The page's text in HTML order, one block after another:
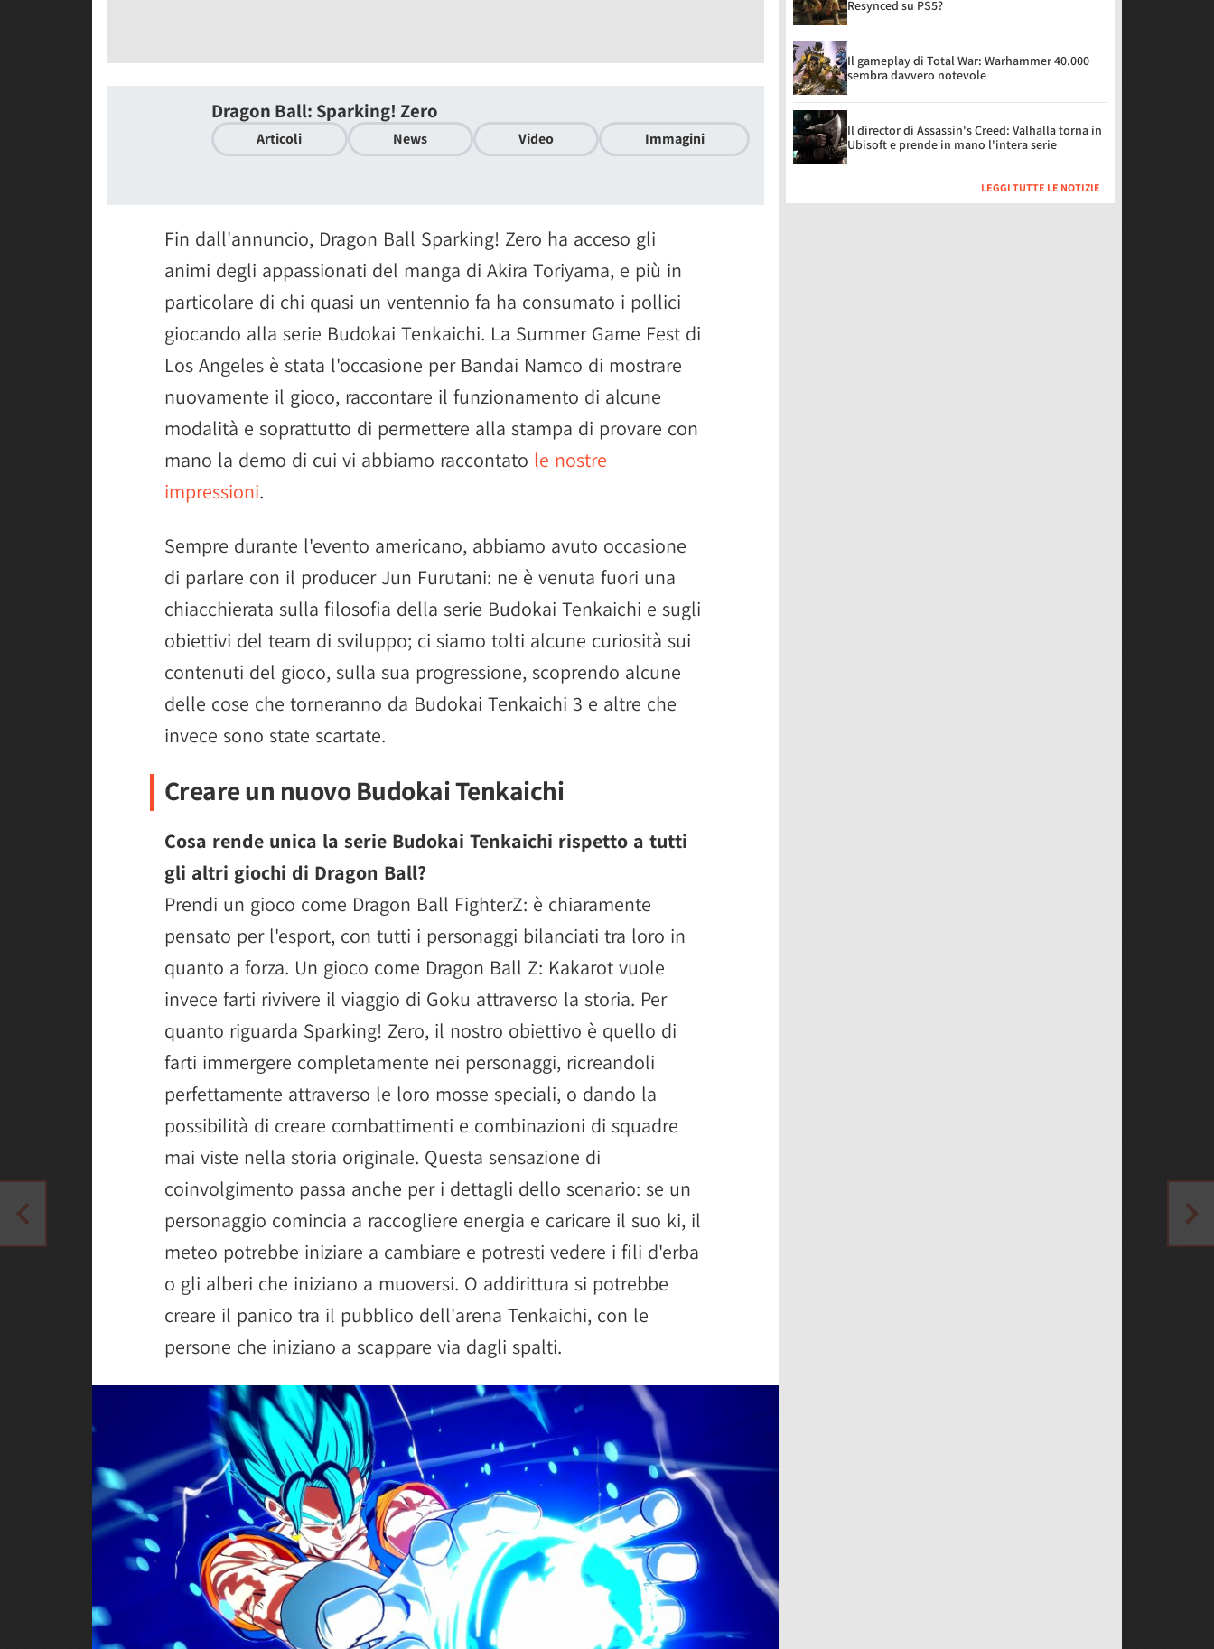
Dragon Ball: Sparking! Zero
Articoli News Video Immagini
Fin dall'annuncio, Dragon Ball Sparking! Zero ha acceso gli
animi degli appassionati del manga di Akira Toriyama, e più in
particolare di chi quasi un ventennio fa ha consumato i pollici
giocando alla serie Budokai Tenkaichi. La Summer Game Fest di
Los Angeles è stata l'occasione per Bandai Namco di mostrare
nuovamente il gioco, raccontare il funzionamento di alcune
modalità e soprattutto di permettere alla stampa di provare con
mano la demo di cui vi abbiamo raccontato le nostre
impressioni.
Sempre durante l'evento americano, abbiamo avuto occasione
di parlare con il producer Jun Furutani: ne è venuta fuori una
chiacchierata sulla filosofia della serie Budokai Tenkaichi e sugli
obiettivi del team di sviluppo; ci siamo tolti alcune curiosità sui
contenuti del gioco, sulla sua progressione, scoprendo alcune
delle cose che torneranno da Budokai Tenkaichi 3 e altre che
invece sono state scartate.
Creare un nuovo Budokai Tenkaichi
Cosa rende unica la serie Budokai Tenkaichi rispetto a tutti
gli altri giochi di Dragon Ball?
Prendi un gioco come Dragon Ball FighterZ: è chiaramente
pensato per l'esport, con tutti i personaggi bilanciati tra loro in
quanto a forza. Un gioco come Dragon Ball Z: Kakarot vuole
invece farti rivivere il viaggio di Goku attraverso la storia. Per
quanto riguarda Sparking! Zero, il nostro obiettivo è quello di
farti immergere completamente nei personaggi, ricreandoli
perfettamente attraverso le loro mosse speciali, o dando la
possibilità di creare combattimenti e combinazioni di squadre
mai viste nella storia originale. Questa sensazione di
coinvolgimento passa anche per i dettagli dello scenario: se un
personaggio comincia a raccogliere energia e caricare il suo ki, il
meteo potrebbe iniziare a cambiare e potresti vedere i fili d'erba
o gli alberi che iniziano a muoversi. O addirittura si potrebbe
creare il panico tra il pubblico dell'arena Tenkaichi, con le
persone che iniziano a scappare via dagli spalti.
Resynced su PS5?
Il gameplay di Total War: Warhammer 40.000
sembra davvero notevole
Il director di Assassin's Creed: Valhalla torna in
Ubisoft e prende in mano l'intera serie
LEGGI TUTTE LE NOTIZIE